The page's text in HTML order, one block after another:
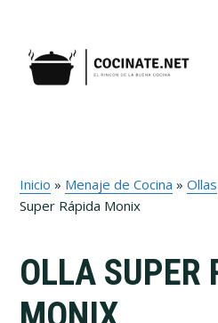
navegación
principal
contenido
principal
Inicio » Menaje de Cocina »Ollas
Super Rápida Monix
OLLA SUPER